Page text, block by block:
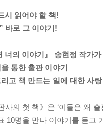
시 읽어야 할 책!
바로 그 이야기!
너의 이야기』 송현정 작가
통한 출판 이야기
고 책 만드는 일에 대한 사
사의 첫 책》은 ‘이들은 왜
10명을 만나 이야기를 듣고